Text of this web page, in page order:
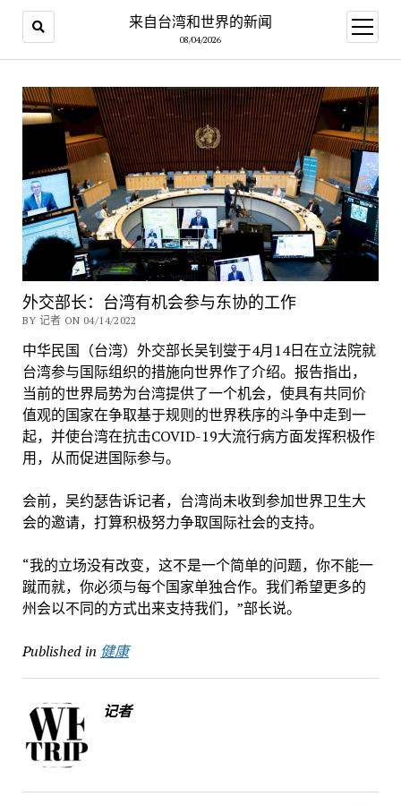
来自台湾和世界的新闻
08/04/2026
open
menu
外交部长：台湾有机会参与东协的工作
BY 记者 ON 04/14/2022
中华民国（台湾）外交部长吴钊燮于4月14日在立法院就
台湾参与国际组织的措施向世界作了介绍。报告指出，
当前的世界局势为台湾提供了一个机会，使具有共同价
值观的国家在争取基于规则的世界秩序的斗争中走到一
起，并使台湾在抗击COVID-19大流行病方面发挥积极作
用，从而促进国际参与。
会前，吴约瑟告诉记者，台湾尚未收到参加世界卫生大
会的邀请，打算积极努力争取国际社会的支持。
“我的立场没有改变，这不是一个简单的问题，你不能一
蹴而就，你必须与每个国家单独合作。我们希望更多的
州会以不同的方式出来支持我们，”部长说。
Published in 健康
记者